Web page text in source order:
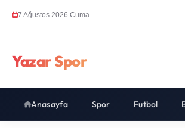
7 Ağustos 2026 Cuma
Yazar Spor
Anasayfa Spor Futbol